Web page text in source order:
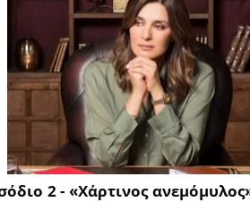
2- «Χάρτινος